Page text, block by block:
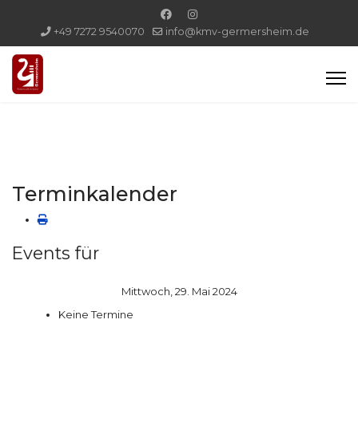
+49 7272 9540070 info@kmv-germersheim.de
Terminkalender
Events für
Mittwoch, 29. Mai 2024
Keine Termine